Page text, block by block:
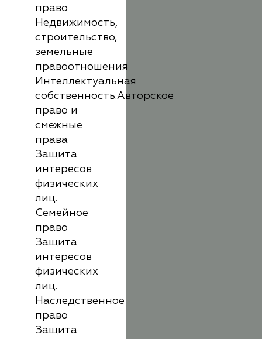
право
Недвижимость,
строительство,
земельные
правоотношения
Интеллектуальная
собственность.Авторское
право и
смежные
права
Защита
интересов
физических
лиц.
Семейное
право
Защита
интересов
физических
лиц.
Наследственное
право
Защита